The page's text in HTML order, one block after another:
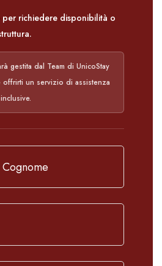
richiedere disponibilità o
gestita dal Team di UnicoStay
un servizio di assistenza